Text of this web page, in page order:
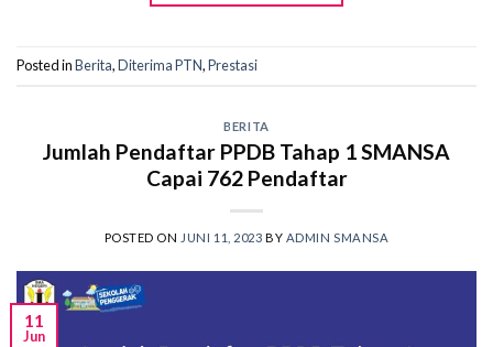
Posted inBerita,Diterima PTN,Prestasi
BERITA
Jumlah Pendaftar PPDB Tahap 1 SMANSA
Capai 762 Pendaftar
POSTED ON JUNI 11, 2023 BY ADMIN SMANSA
11
Jun